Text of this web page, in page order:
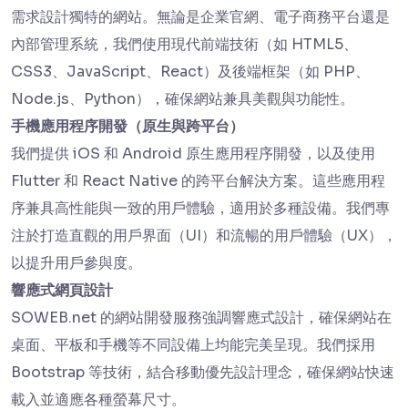
需求設計獨特的網站。無論是企業官網、電子商務平台還是
內部管理系統，我們使用現代前端技術（如 HTML5、
CSS3、JavaScript、React）及後端框架（如 PHP、
Node.js、Python），確保網站兼具美觀與功能性。
手機應用程序開發（原生與跨平台）
我們提供 iOS 和 Android 原生應用程序開發，以及使用
Flutter 和 React Native 的跨平台解決方案。這些應用程
序兼具高性能與一致的用戶體驗，適用於多種設備。我們專
注於打造直觀的用戶界面（UI）和流暢的用戶體驗（UX），
以提升用戶參與度。
響應式網頁設計
SOWEB.net 的網站開發服務強調響應式設計，確保網站在
桌面、平板和手機等不同設備上均能完美呈現。我們採用
Bootstrap 等技術，結合移動優先設計理念，確保網站快速
載入並適應各種螢幕尺寸。